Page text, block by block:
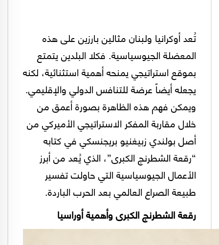
تُعد أوكرانيا ولبنان مثالين بارزين على هذه
المعضلة الجيوسياسية. فكلا البلدين يتمتع
بموقع استراتيجي يمنحه أهمية استثنائية، لكنه
يجعله أيضاً عرضة للتنافس الدولي والإقليمي.
ويمكن فهم هذه الظاهرة بصورة أعمق من
خلال مقاربة المفكر الاستراتيجي الأميركي من
أصل بولندي زبيغنيو بريجنسكي في كتابه
“رقعة الشطرنج الكبرى”، الذي يُعد من أبرز
الأعمال الجيوسياسية التي حاولت تفسير
طبيعة الصراع العالمي بعد الحرب الباردة.
رقعة الشطرنج الكبرى وأهمية أوراسيا